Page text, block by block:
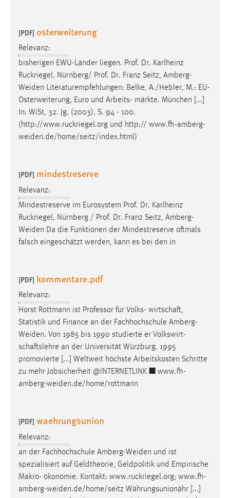
[PDF] osterweiterung
Relevanz:
bisherigen EWU-Länder liegen. Prof. Dr. Karlheinz
Ruckriegel, Nürnberg/ Prof. Dr. Franz Seitz, Amberg-
Weiden Literaturempfehlungen: Belke, A./Hebler, M.: EU-
Osterweiterung, Euro und Arbeits- märkte. München [...]
In: WiSt, 32. Jg. (2003), S. 94 - 100.
(http://www.ruckriegel.org und http:// www.fh-amberg-
weiden.de/home/seitz/index.html)
[PDF] mindestreserve
Relevanz:
Mindestreserve im Eurosystem Prof. Dr. Karlheinz
Ruckriegel, Nürnberg / Prof. Dr. Franz Seitz, Amberg-
Weiden Da die Funktionen der Mindestreserve oftmals
falsch eingeschätzt werden, kann es bei den in
[PDF] kommentare.pdf
Relevanz:
Horst Rottmann ist Professor für Volks- wirtschaft,
Statistik und Finance an der Fachhochschule Amberg-
Weiden. Von 1985 bis 1990 studierte er Volkswirt-
schaftslehre an der Universität Würzburg. 1995
promovierte [...] Weltweit höchste Arbeitskosten Schritte
zu mehr Jobsicherheit @INTERNETLINK ■ www.fh-
amberg-weiden.de/home/rottmann
[PDF] waehrungsunion
Relevanz:
an der Fachhochschule Amberg-Weiden und ist
spezialisiert auf Geldtheorie, Geldpolitik und Empirische
Makro- ökonomie. Kontakt: www.ruckriegel.org; www.fh-
amberg-weiden.de/home/seitz Währungsunionähr [...]